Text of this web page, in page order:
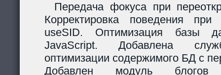
Передача фокуса при
Корректировка поведения
useSID. Оптимизация базы
JavaScript. Добавлена
оптимизации содержимого БД с
Добавлен модуль